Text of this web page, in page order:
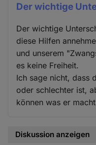
Der wichtige
Der wichtige
diese Hilfen
und unserem
es keine Freiheit.
Ich sage nicht, dass
oder schlechter ist,
können was er
Diskussion anzeigen